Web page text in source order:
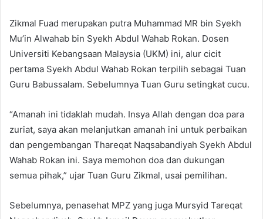
Zikmal Fuad merupakan putra Muhammad MR bin Syekh
Mu’in Alwahab bin Syekh Abdul Wahab Rokan. Dosen
Universiti Kebangsaan Malaysia (UKM) ini, alur cicit
pertama Syekh Abdul Wahab Rokan terpilih sebagai Tuan
Guru Babussalam. Sebelumnya Tuan Guru setingkat cucu.
“Amanah ini tidaklah mudah. Insya Allah dengan doa para
zuriat, saya akan melanjutkan amanah ini untuk perbaikan
dan pengembangan Thareqat Naqsabandiyah Syekh Abdul
Wahab Rokan ini. Saya memohon doa dan dukungan
semua pihak,” ujar Tuan Guru Zikmal, usai pemilihan.
Sebelumnya, penasehat MPZ yang juga Mursyid Tareqat